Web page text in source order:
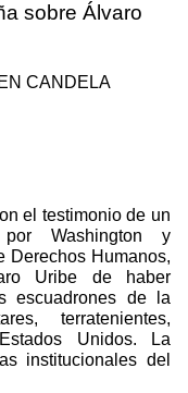
sobre Álvaro
CANDELA
el testimonio de un
por Washington y
Derechos Humanos,
Uribe de haber
escuadrones de la
terratenientes,
Unidos. La
institucionales del